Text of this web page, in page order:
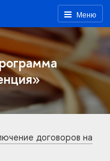
Меню
договоров на